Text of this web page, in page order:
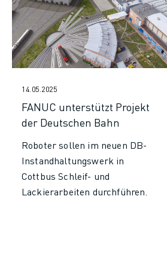
FIELD & WARTUNG
TECHNISCHE FERNUNTERSTÜTZUNG
ERSATZTEILE
WIEDERAUFBEREITUNG
DIGITALE SERVICE TOOLS
TRAINING & AUSBILDUNG
FANUC AKADEMIE
BRANCHEN-LÖSUNGEN
LÖSUNGEN FÜR DIE AUSBILDUNG
WORLDSKILLS & YOUNG TALENTS
BILDUNGSVERANSTALTUNGEN
14.05.2025
FANUC unterstützt Projekt
der Deutschen Bahn
Roboter sollen im neuen DB-
Instandhaltungswerk in
Cottbus Schleif- und
Lackierarbeiten durchführen.